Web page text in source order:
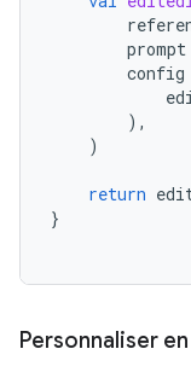
prompt
config
),
)
return
}
Personnaliser